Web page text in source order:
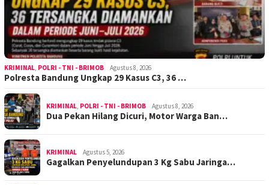
KRIMINAL, POLRI - TNI - BRIMOB Agustus 8, 2026
Polresta Bandung Ungkap 29 Kasus C3, 36 …
KRIMINAL, POLRI - TNI - BRIMOB Agustus 8, 2026
Dua Pekan Hilang Dicuri, Motor Warga Ban…
KRIMINAL Agustus 5, 2026
Gagalkan Penyelundupan 3 Kg Sabu Jaringa…